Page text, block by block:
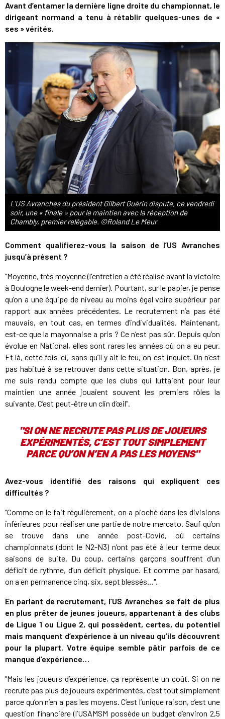
Avant d’entamer la dernière ligne droite du championnat, le
dirigeant normand a tenu à rétablir quelques-unes de «
ses » vérités.
L'US Avranches du président Gilbert Guérin dispute, ce vendredi
soir, une « finale » pour le maintien avec la réception de
Chambly, premier relégable. ©Roland Le Meur
Comment qualifierez-vous la saison de l’US Avranches
jusqu’à présent ?
"Moyenne, très moyenne (l'entretien a été réalisé avant la victoire
à Boulogne le week-end dernier). Pourtant, sur le papier, je pense
qu’on a une équipe de niveau au moins égal voire supérieur par
rapport aux années précédentes. Le recrutement n’a pas été
mauvais, en tout cas, en termes d’individualités. Maintenant,
est-ce que la mayonnaise a pris ? Ce n’est pas sûr. Depuis qu’on
évolue en National, elles sont rares les années où on a eu peur.
Et là, cette fois-ci, sans qu’il y ait le feu, on est inquiet. On n’est
pas habitué à se retrouver dans cette situation. Bon, après, je
me suis rendu compte que les clubs qui luttaient pour leur
maintien une année jouaient souvent les premiers rôles la
suivante. C’est peut-être un clin d’œil".
"SI ON NE RECRUTE PAS PLUS DE JOUEURS
EXPÉRIMENTÉS, C’EST TOUT SIMPLEMENT
PARCE QU’ON N’EN A PAS LES MOYENS"
Avez-vous identifié des raisons qui expliquent ces
difficultés ?
"Comme on le fait régulièrement, on a pioché dans les divisions
inférieures pour réaliser une partie de notre mercato. Sauf qu’on
se trouve dans une année post-Covid, où certains
championnats (dont le N2-N3) n’ont pas été à leur terme deux
saisons de suite. Du coup, certains garçons souffrent d’un
déficit de rythme, d’un déficit physique. Et comme par hasard,
on a en permanence cinq, six, sept blessés…".
En parlant de recrutement, l’US Avranches se fait de plus
en plus prêter de jeunes joueurs, appartenant à des clubs
de Ligue 1 ou Ligue 2, qui possèdent, certes, du potentiel
mais manquent d’expérience à un niveau qu’ils découvrent
pour la plupart. Votre équipe semble pâtir parfois de ce
manque d’expérience…
"Mais les joueurs d’expérience, ça représente un coût. Si on ne
recrute pas plus de joueurs expérimentés, c’est tout simplement
parce qu’on n’en a pas les moyens. C’est l’unique raison, c’est une
question financière (l’USAMSM possède un budget d’environ 2,5